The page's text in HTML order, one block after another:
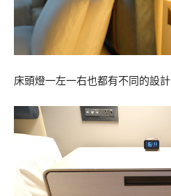
床頭燈一左一右也都有不同的設計